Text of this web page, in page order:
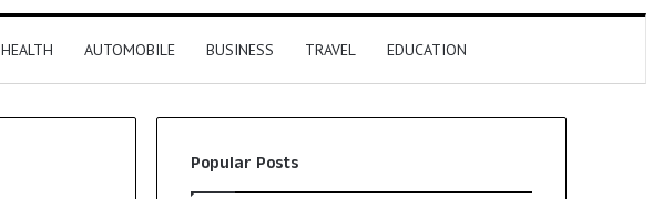
HEALTH AUTOMOBILE BUSINESS TRAVEL EDUCATION
Popular Posts